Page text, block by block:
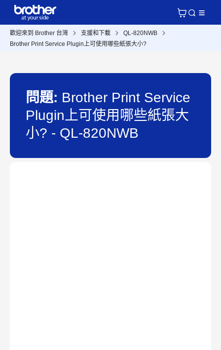
歡迎來到 Brother 台灣 支援和下載
QL-820NWB
Brother Print Service Plugin上可使用哪些紙張大小?
問題: Brother Print Service
Plugin上可使用哪些紙張大
小? - QL-820NWB